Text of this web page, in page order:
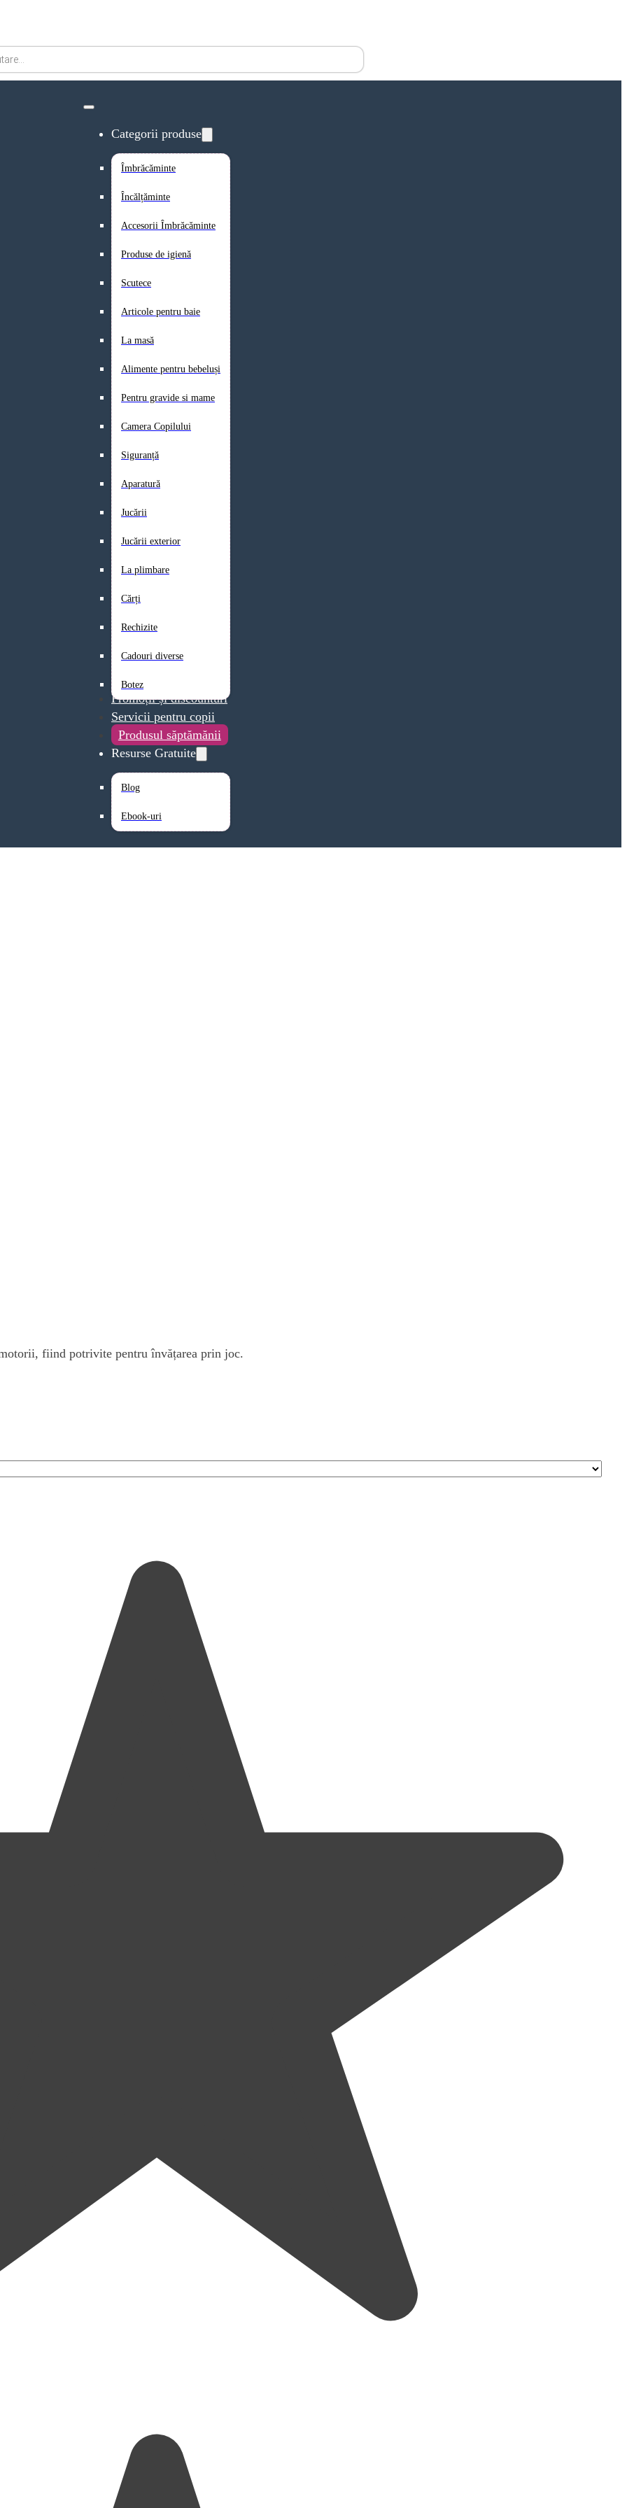
Categorii produse
Îmbrăcăminte
Încălțăminte
Accesorii Îmbrăcăminte
Produse de igienă
Scutece
Articole pentru baie
La masă
Alimente pentru bebeluși
Pentru gravide si mame
Camera Copilului
Siguranță
Aparatură
Jucării
Jucării exterior
La plimbare
Cărți
Rechizite
Cadouri diverse
Botez
Promoții și discounturi
Servicii pentru copii
Produsul săptămănii
Resurse Gratuite
Blog
Ebook-uri
fiind potrivite pentru învățarea prin joc.